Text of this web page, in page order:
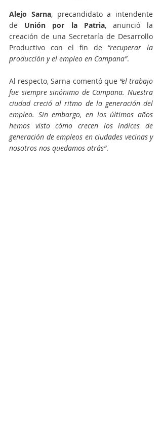
Alejo Sarna, precandidato a intendente
de Unión por la Patria, anunció la
creación de una Secretaría de Desarrollo
Productivo con el fin de “recuperar la
producción y el empleo en Campana”.
Al respecto, Sarna comentó que “el trabajo
fue siempre sinónimo de Campana. Nuestra
ciudad creció al ritmo de la generación del
empleo. Sin embargo, en los últimos años
hemos visto cómo crecen los índices de
generación de empleos en ciudades vecinas y
nosotros nos quedamos atrás”.